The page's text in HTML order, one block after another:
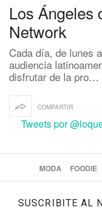
Los Ángeles
Network
Cada día, de lunes
audiencia
disfrutar de la pro…
COMPARTIR
Tweets por
MODA FOODIE
SUSCRIBITE AL